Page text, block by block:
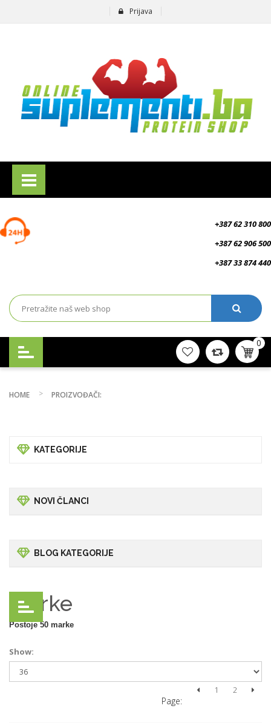
Prijava
+387 62 310 800
+387 62 906 500
+387 33 874 440
0
HOME PROIZVOĐAČI:
KATEGORIJE
NOVI ČLANCI
BLOG KATEGORIJE
Marke
Postoje 50 marke
Show:
Page:
1 2